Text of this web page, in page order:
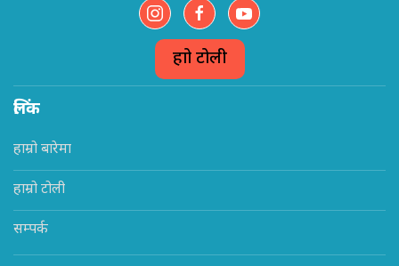
हाम्रो टोली
लिंक
हाम्रो बारेमा
हाम्रो टोली
सम्पर्क